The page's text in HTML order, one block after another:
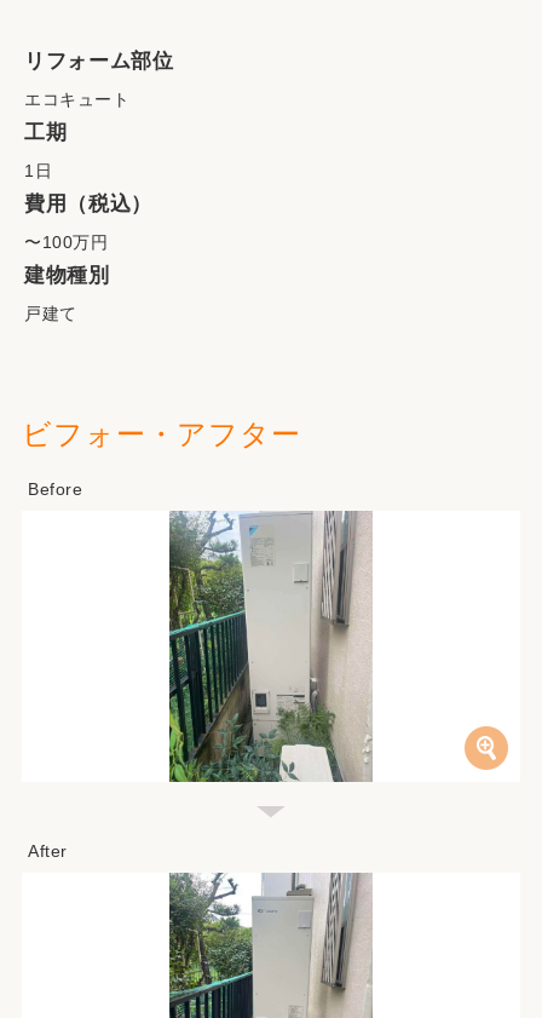
リフォーム部位
エコキュート
工期
1日
費用（税込）
〜100万円
建物種別
戸建て
ビフォー・アフター